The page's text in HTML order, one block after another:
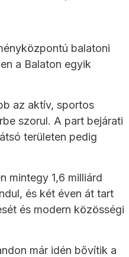
balatoni
a Balaton egyik
az aktív, sportos
szorul. A part bejárati
területen pedig
mintegy 1,6 milliárd
és két éven át tart
és modern közösségi
már idén bővítik a